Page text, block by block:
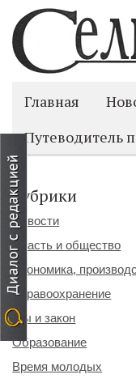
Главная
Путеводитель
Рубрики
Новости
Власть и общество
Экономика,
Здравоохранение
Мы и закон
Образование
Время молодых